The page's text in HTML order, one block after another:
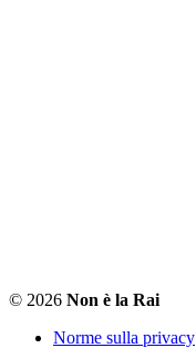
© 2026 Non è la Rai
Norme sulla privacy